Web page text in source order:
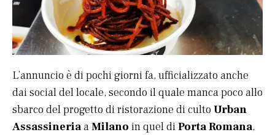
L’annuncio è di pochi giorni fa, ufficializzato anche
dai social del locale, secondo il quale manca poco allo
sbarco del progetto di ristorazione di culto Urban
AssassineriaaMilano in quel diPorta Romana,